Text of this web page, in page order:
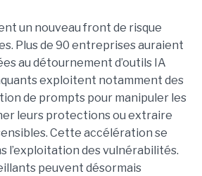
un nouveau front de risque
Plus de 90 entreprises auraient
au détournement d’outils IA
exploitent notamment des
de prompts pour manipuler les
leurs protections ou extraire
Cette accélération se
l’exploitation des vulnérabilités.
peuvent désormais